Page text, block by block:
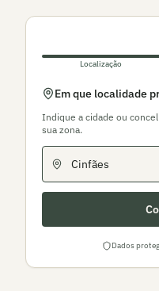
Localização
Em que localidade
Indique a cidade ou
sua zona.
Dados